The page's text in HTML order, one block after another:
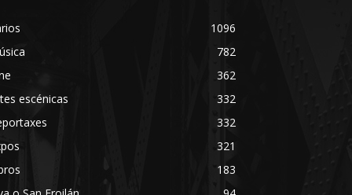
1096
782
362
escénicas
332
332
321
183